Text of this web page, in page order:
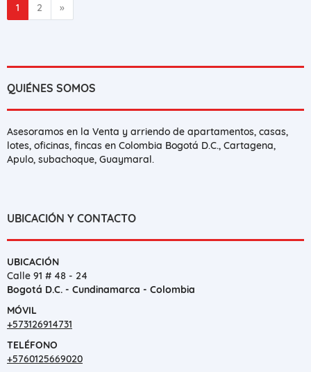
1 2 »
QUIÉNES SOMOS
Asesoramos en la Venta y arriendo de apartamentos, casas,
lotes, oficinas, fincas en Colombia Bogotá D.C., Cartagena,
Apulo, subachoque, Guaymaral.
UBICACIÓN Y CONTACTO
UBICACIÓN
Calle 91 # 48 - 24
Bogotá D.C. - Cundinamarca - Colombia
MÓVIL
+573126914731
TELÉFONO
+5760125669020